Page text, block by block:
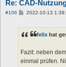
Re: CAD-
#106
B
r
2022-10-13
felix hat
Fazit: neben
einmal prüfen.